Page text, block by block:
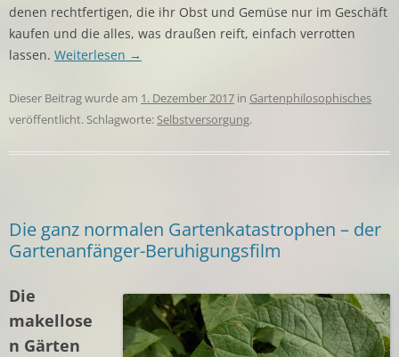
denen rechtfertigen, die ihr Obst und Gemüse nur im Geschäft
kaufen und die alles, was draußen reift, einfach verrotten
lassen. Weiterlesen →
Dieser Beitrag wurde am 1. Dezember 2017 in Gartenphilosophisches
veröffentlicht. Schlagworte: Selbstversorgung.
Die ganz normalen Gartenkatastrophen – der
Gartenanfänger-Beruhigungsfilm
Die
makellose
n Gärten